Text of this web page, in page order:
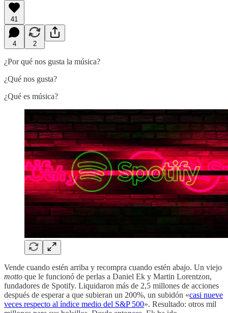
41
4 2
¿Por qué nos gusta la música?
¿Qué nos gusta?
¿Qué es música?
Vende cuando estén arriba y recompra cuando estén abajo. Un viejo
motto que le funcionó de perlas a Daniel Ek y Martin Lorentzon,
fundadores de Spotify. Liquidaron más de 2,5 millones de acciones
después de esperar a que subieran un 200%, un subidón «casi nueve
veces respecto al índice medio del S&P 500». Resultado: otros mil